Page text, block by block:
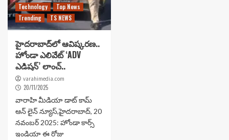
Technology
Top News
Trending
TS NEWS
హైదరాబాద్‌లో ఆవిష్కరణ..
హోండా ఎలివేట్ ‘ADV
ఎడిషన్’ లాంచ్..
varahimedia.com
20/11/2025
వారాహి మీడియా డాట్ కామ్
ఆన్ లైన్ న్యూస్,హైదరాబాద్, 20
నవంబర్ 2025: హోండా కార్స్
ఇండియా ఈ రోజు